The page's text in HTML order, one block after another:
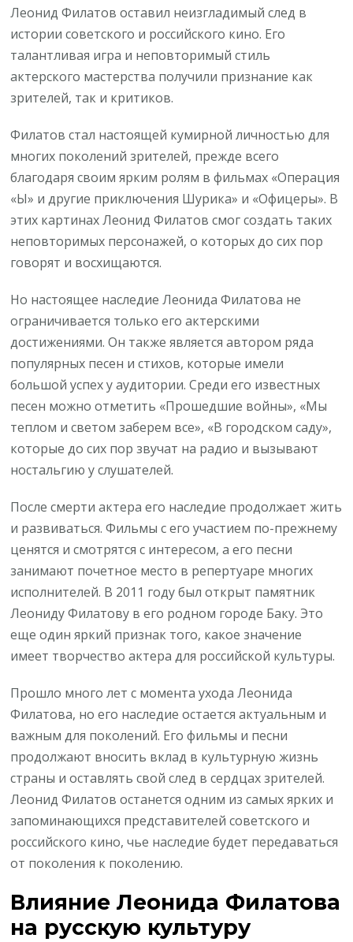
Леонид Филатов оставил неизгладимый след в
истории советского и российского кино. Его
талантливая игра и неповторимый стиль
актерского мастерства получили признание как
зрителей, так и критиков.
Филатов стал настоящей кумирной личностью для
многих поколений зрителей, прежде всего
благодаря своим ярким ролям в фильмах «Операция
«Ы» и другие приключения Шурика» и «Офицеры». В
этих картинах Леонид Филатов смог создать таких
неповторимых персонажей, о которых до сих пор
говорят и восхищаются.
Но настоящее наследие Леонида Филатова не
ограничивается только его актерскими
достижениями. Он также является автором ряда
популярных песен и стихов, которые имели
большой успех у аудитории. Среди его известных
песен можно отметить «Прошедшие войны», «Мы
теплом и светом заберем все», «В городском саду»,
которые до сих пор звучат на радио и вызывают
ностальгию у слушателей.
После смерти актера его наследие продолжает жить
и развиваться. Фильмы с его участием по-прежнему
ценятся и смотрятся с интересом, а его песни
занимают почетное место в репертуаре многих
исполнителей. В 2011 году был открыт памятник
Леониду Филатову в его родном городе Баку. Это
еще один яркий признак того, какое значение
имеет творчество актера для российской культуры.
Прошло много лет с момента ухода Леонида
Филатова, но его наследие остается актуальным и
важным для поколений. Его фильмы и песни
продолжают вносить вклад в культурную жизнь
страны и оставлять свой след в сердцах зрителей.
Леонид Филатов останется одним из самых ярких и
запоминающихся представителей советского и
российского кино, чье наследие будет передаваться
от поколения к поколению.
Влияние Леонида Филатова
на русскую культуру